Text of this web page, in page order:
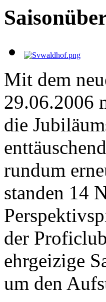
Mit dem
29.06.2006
die
rundum
standen 14
der
ehrgeizige
um den